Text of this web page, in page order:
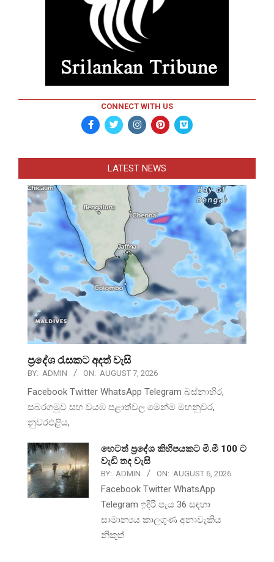
CONNECT WITH US
LATEST NEWS
ප්‍රදේශ රැසකට අදත් වැසි
BY: ADMIN ON: AUGUST 7, 2026
Facebook Twitter WhatsApp Telegram බස්නාහිර,
සබරගමුව සහ වයඹ පළාත්වල මෙන්ම මහනුවර,
නුවරඑළිය,
හෙටත් ප්‍රදේශ කිහිපයකට මි.මී 100 ට
වැඩි තද වැසි
BY: ADMIN ON: AUGUST 6, 2026
Facebook Twitter WhatsApp
Telegram ඉදිරි පැය 36 සඳහා
සාමාන්‍යය කාලගුණ අනාවැකිය
නිකුත්